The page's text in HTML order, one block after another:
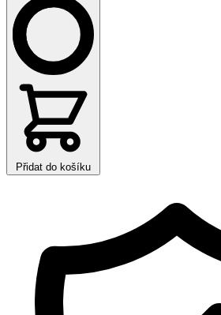
Přidat do košíku